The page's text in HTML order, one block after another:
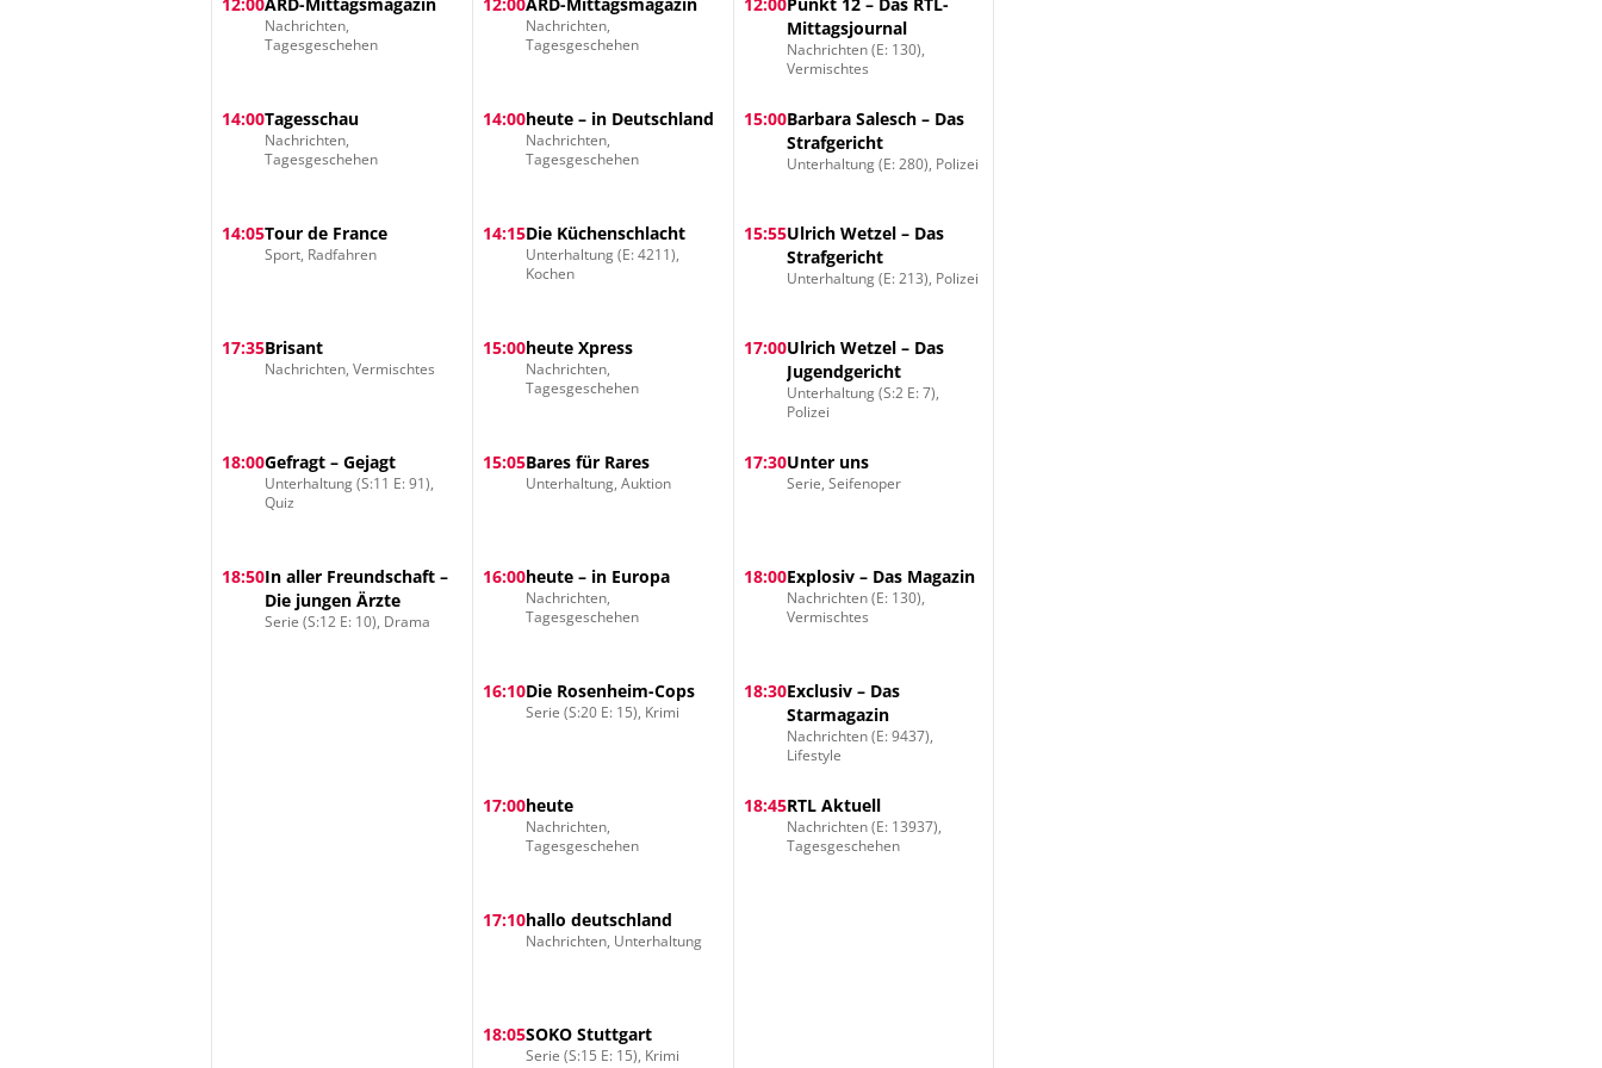
Nachrichten,
Tagesgeschehen
14:00Tagesschau
Nachrichten,
Tagesgeschehen
14:05Tour de France
Sport, Radfahren
17:35Brisant
Nachrichten, Vermischtes
18:00Gefragt – Gejagt
Unterhaltung (S:11 E: 91),
Quiz
18:50In aller Freundschaft –
Die jungen Ärzte
Serie (S:12 E: 10), Drama
Nachrichten,
Tagesgeschehen
14:00heute – in Deutschland
Nachrichten,
Tagesgeschehen
14:15Die Küchenschlacht
Unterhaltung (E: 4211),
Kochen
15:00heute Xpress
Nachrichten,
Tagesgeschehen
15:05Bares für Rares
Unterhaltung, Auktion
16:00heute – in Europa
Nachrichten,
Tagesgeschehen
16:10Die Rosenheim-Cops
Serie (S:20 E: 15), Krimi
17:00heute
Nachrichten,
Tagesgeschehen
17:10hallo deutschland
Nachrichten, Unterhaltung
18:05SOKO Stuttgart
Serie (S:15 E: 15), Krimi
Mittagsjournal
Nachrichten (E: 130),
Vermischtes
15:00Barbara Salesch – Das
Strafgericht
Unterhaltung (E: 280), Polizei
15:55Ulrich Wetzel – Das
Strafgericht
Unterhaltung (E: 213), Polizei
17:00Ulrich Wetzel – Das
Jugendgericht
Unterhaltung (S:2 E: 7),
Polizei
17:30Unter uns
Serie, Seifenoper
18:00Explosiv – Das Magazin
Nachrichten (E: 130),
Vermischtes
18:30Exclusiv – Das
Starmagazin
Nachrichten (E: 9437),
Lifestyle
18:45RTL Aktuell
Nachrichten (E: 13937),
Tagesgeschehen